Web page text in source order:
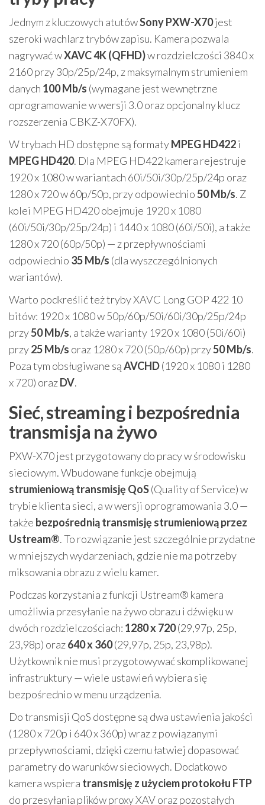
Jednym z kluczowych atutówSony PXW-X70jest
szeroki wachlarz trybów zapisu. Kamera pozwala
nagrywać wXAVC 4K (QFHD)w rozdzielczości 3840 x
2160 przy 30p/25p/24p, z maksymalnym strumieniem
danych 100 Mb/s (wymagane jest wewnętrzne
oprogramowanie w wersji 3.0 oraz opcjonalny klucz
rozszerzenia CBKZ-X70FX).
W trybach HD dostępne są formatyMPEG HD422i
MPEG HD420. Dla MPEG HD422 kamera rejestruje
1920 x 1080 w wariantach 60i/50i/30p/25p/24p oraz
1280 x 720 w 60p/50p, przy odpowiednio50 Mb/s. Z
kolei MPEG HD420 obejmuje 1920 x 1080
(60i/50i/30p/25p/24p) i 1440 x 1080 (60i/50i), a także
1280 x 720 (60p/50p) — z przepływnościami
odpowiednio 35 Mb/s (dla wyszczególnionych
wariantów).
Warto podkreślić też tryby XAVC Long GOP 422 10
bitów: 1920 x 1080 w 50p/60p/50i/60i/30p/25p/24p
przy50 Mb/s, a także warianty 1920 x 1080 (50i/60i)
przy25 Mb/s oraz 1280 x 720 (50p/60p) przy50 Mb/s.
Poza tym obsługiwane sąAVCHD(1920 x 1080 i 1280
x 720) orazDV.
Sieć, streaming i bezpośrednia
transmisja na żywo
PXW-X70 jest przygotowany do pracy w środowisku
sieciowym. Wbudowane funkcje obejmują
strumieniową transmisję QoS(Quality of Service) w
trybie klienta sieci, a w wersji oprogramowania 3.0 —
także bezpośrednią transmisję strumieniową przez
Ustream®. To rozwiązanie jest szczególnie przydatne
w mniejszych wydarzeniach, gdzie nie ma potrzeby
miksowania obrazu z wielu kamer.
Podczas korzystania z funkcji Ustream® kamera
umożliwia przesyłanie na żywo obrazu i dźwięku w
dwóch rozdzielczościach: 1280 x 720(29,97p, 25p,
23,98p) oraz640 x 360(29,97p, 25p, 23,98p).
Użytkownik nie musi przygotowywać skomplikowanej
infrastruktury — wiele ustawień wybiera się
bezpośrednio w menu urządzenia.
Do transmisji QoS dostępne są dwa ustawienia jakości
(1280 x 720p i 640 x 360p) wraz z powiązanymi
przepływnościami, dzięki czemu łatwiej dopasować
parametry do warunków sieciowych. Dodatkowo
kamera wspiera transmisję z użyciem protokołu FTP
do przesyłania plików proxy XAV oraz pozostałych